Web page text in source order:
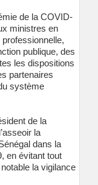
de la COVID-
ministres en
publique, des
les dispositions
partenaires
système
de la
la
dans la
en évitant tout
la vigilance